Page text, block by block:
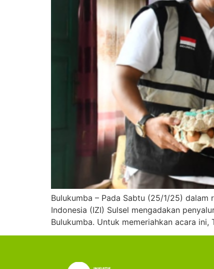
Bulukumba – Pada Sabtu (25/1/25)
Indonesia (IZI) Sulsel mengadakan
Bulukumba. Untuk memeriahkan acara